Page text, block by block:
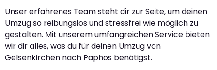
Unser erfahrenes Team steht dir zur Seite, um deinen
Umzug so reibungslos und stressfrei wie möglich zu
gestalten. Mit unserem umfangreichen Service bieten
wir dir alles, was du für deinen Umzug von
Gelsenkirchen nach Paphos benötigst.